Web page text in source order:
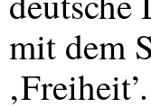
mit dem